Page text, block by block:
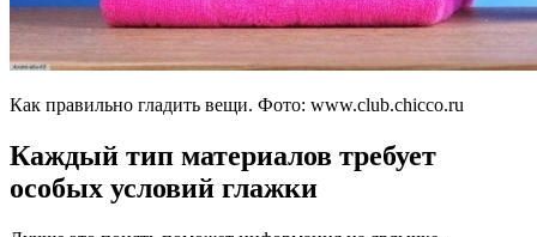
Как правильно гладить вещи. Фото: www.club.chicco.ru
Каждый тип материалов требует
особых условий глажки